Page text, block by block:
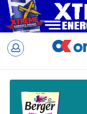
Skip